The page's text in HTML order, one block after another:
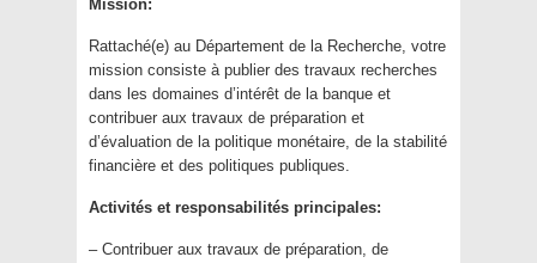
Mission:
Rattaché(e) au Département de la Recherche, votre
mission consiste à publier des travaux recherches
dans les domaines d’intérêt de la banque et
contribuer aux travaux de préparation et
d’évaluation de la politique monétaire, de la stabilité
financière et des politiques publiques.
Activités et responsabilités principales:
– Contribuer aux travaux de préparation, de